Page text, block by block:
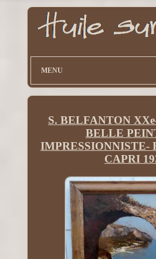
MENU
S. BELFANTON
BELLE
IMPRESSIONNISTE-
CAPRI